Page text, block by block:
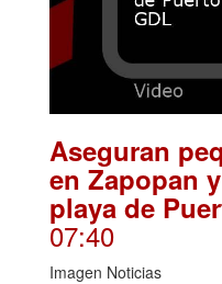
Aseguran
en Zapopan
playa de
07:40
Imagen Noticias